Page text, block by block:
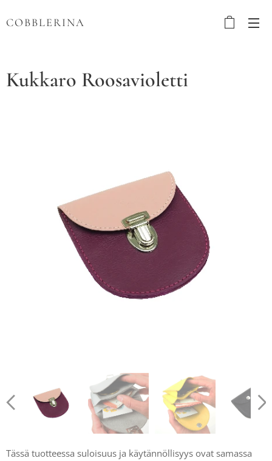
COBBLERINA
Kukkaro Roosavioletti
Tässä tuotteessa suloisuus ja käytännöllisyys ovat samassa